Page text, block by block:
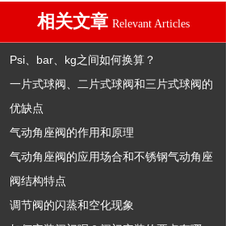
相关文章 Relevant Articles
Psi、bar、kg之间如何换算？
一片式球阀、二片式球阀和三片式球阀的
优缺点
气动角座阀的作用和原理
气动角座阀的应用场合和不锈钢气动角座
阀结构特点
调节阀的闪蒸和空化现象